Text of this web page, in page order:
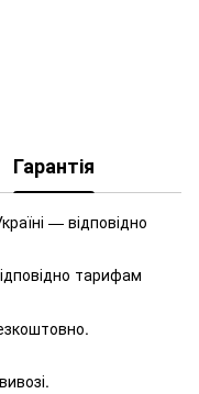
Гарантія
— відповідно
тарифам